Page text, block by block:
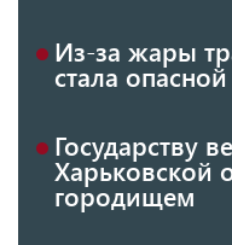
Из-за жары
стала опасной
Государству
Харьковской
городищем